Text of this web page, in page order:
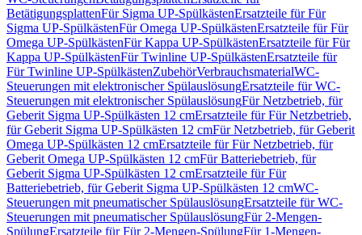
BetätigungsplattenFür Sigma UP-SpülkästenErsatzteile für Für
Sigma UP-SpülkästenFür Omega UP-SpülkästenErsatzteile für Für
Omega UP-SpülkästenFür Kappa UP-SpülkästenErsatzteile für Für
Kappa UP-SpülkästenFür Twinline UP-SpülkästenErsatzteile für
Für Twinline UP-SpülkästenZubehörVerbrauchsmaterialWC-
Steuerungen mit elektronischer SpülauslösungErsatzteile für WC-
Steuerungen mit elektronischer SpülauslösungFür Netzbetrieb, für
Geberit Sigma UP-Spülkästen 12 cmErsatzteile für Für Netzbetrieb,
für Geberit Sigma UP-Spülkästen 12 cmFür Netzbetrieb, für Geberit
Omega UP-Spülkästen 12 cmErsatzteile für Für Netzbetrieb, für
Geberit Omega UP-Spülkästen 12 cmFür Batteriebetrieb, für
Geberit Sigma UP-Spülkästen 12 cmErsatzteile für Für
Batteriebetrieb, für Geberit Sigma UP-Spülkästen 12 cmWC-
Steuerungen mit pneumatischer SpülauslösungErsatzteile für WC-
Steuerungen mit pneumatischer SpülauslösungFür 2-Mengen-
SpülungErsatzteile für Für 2-Mengen-SpülungFür 1-Mengen-